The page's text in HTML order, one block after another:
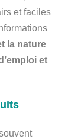
et faciles
la nature
et